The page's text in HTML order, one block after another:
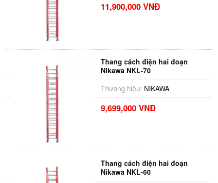
11,900,000 VNĐ
Thang cách điện hai đoạn
Nikawa NKL-70
Thương hiệu: NIKAWA
9,699,000 VNĐ
Thang cách điện hai đoạn
Nikawa NKL-60